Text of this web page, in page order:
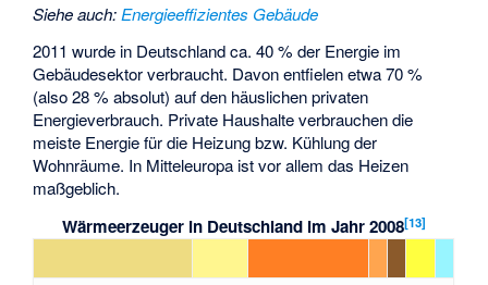
Siehe auch: Energieeffizientes Gebäude
2011 wurde in Deutschland ca. 40 % der Energie im
Gebäudesektor verbraucht. Davon entfielen etwa 70 %
(also 28 % absolut) auf den häuslichen privaten
Energieverbrauch. Private Haushalte verbrauchen die
meiste Energie für die Heizung bzw. Kühlung der
Wohnräume. In Mitteleuropa ist vor allem das Heizen
maßgeblich.
Wärmeerzeuger in Deutschland im Jahr 2008[13]